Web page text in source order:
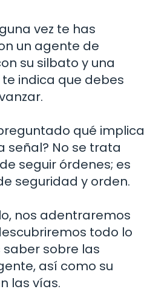
vez te has
un agente de
su silbato y una
indica que debes
qué implica
señal? No se trata
seguir órdenes; es
seguridad y orden.
nos adentraremos
todo lo
sobre las
así como su
las vías.